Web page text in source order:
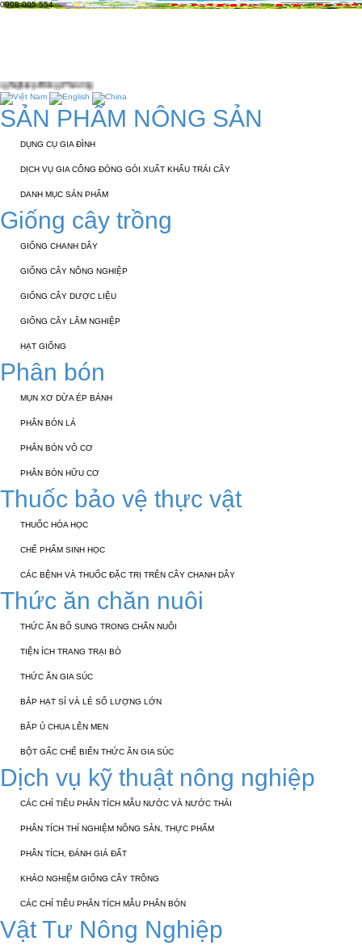
0908 005 554
SẢN PHẨM NÔNG SẢN
DỤNG CỤ GIA ĐÌNH
DỊCH VỤ GIA CÔNG ĐÓNG GÓI XUẤT KHẨU TRÁI CÂY
DANH MỤC SẢN PHẨM
Giống cây trồng
GIỐNG CHANH DÂY
GIỐNG CÂY NÔNG NGHIỆP
GIỐNG CÂY DƯỢC LIỆU
GIỐNG CÂY LÂM NGHIỆP
HẠT GIỐNG
Phân bón
MỤN XƠ DỪA ÉP BÁNH
PHÂN BÓN LÁ
PHÂN BÓN VÔ CƠ
PHÂN BÓN HỮU CƠ
Thuốc bảo vệ thực vật
THUỐC HÓA HỌC
CHẾ PHẨM SINH HỌC
CÁC BỆNH VÀ THUỐC ĐẶC TRỊ TRÊN CÂY CHANH DÂY
Thức ăn chăn nuôi
THỨC ĂN BỔ SUNG TRONG CHĂN NUÔI
TIỆN ÍCH TRANG TRẠI BÒ
THỨC ĂN GIA SÚC
BẮP HẠT SỈ VÀ LẺ SỐ LƯỢNG LỚN
BẮP Ủ CHUA LÊN MEN
BỘT GẤC CHẾ BIẾN THỨC ĂN GIA SÚC
Dịch vụ kỹ thuật nông nghiệp
CÁC CHỈ TIÊU PHÂN TÍCH MẪU NƯỚC VÀ NƯỚC THẢI
PHÂN TÍCH THÍ NGHIỆM NÔNG SẢN, THỰC PHẨM
PHÂN TÍCH, ĐÁNH GIÁ ĐẤT
KHẢO NGHIỆM GIỐNG CÂY TRỒNG
CÁC CHỈ TIÊU PHÂN TÍCH MẪU PHÂN BÓN
Vật Tư Nông Nghiệp